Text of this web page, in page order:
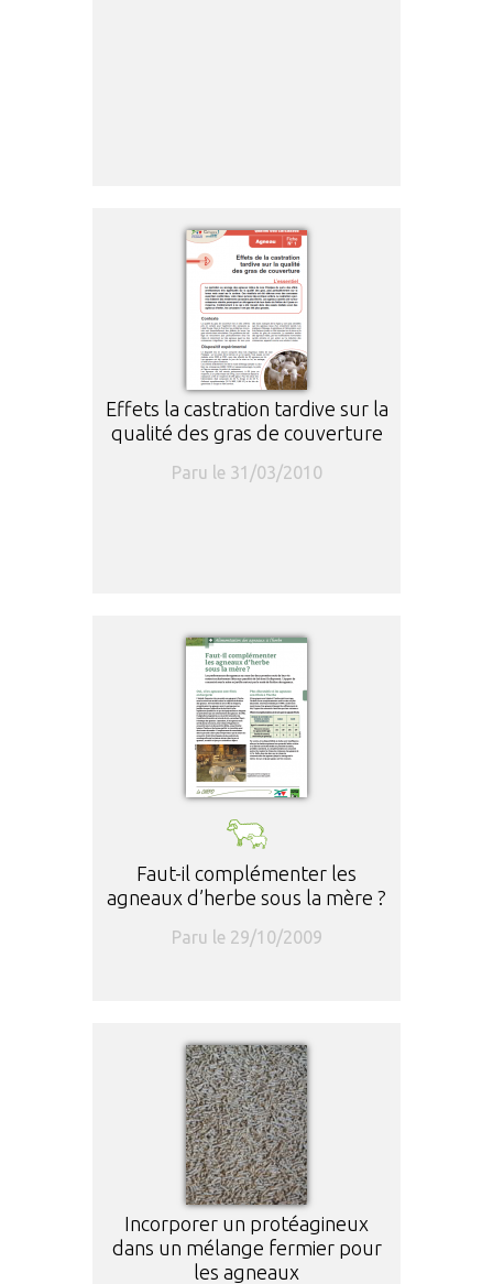
Effets la castration tardive sur la
qualité des gras de couverture
Paru le 31/03/2010
Faut-il complémenter les
agneaux d’herbe sous la mère ?
Paru le 29/10/2009
Incorporer un protéagineux
dans un mélange fermier pour
les agneaux